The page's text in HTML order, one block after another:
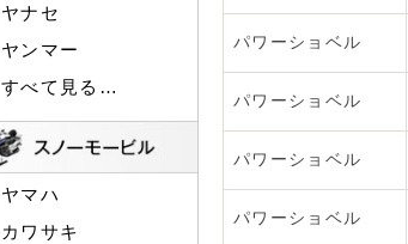
パワーショベル
パワーショベル
パワーショベル
パワーショベル
ヤナセ
ヤンマー
すべて見る…
ヤマハ
カワサキ